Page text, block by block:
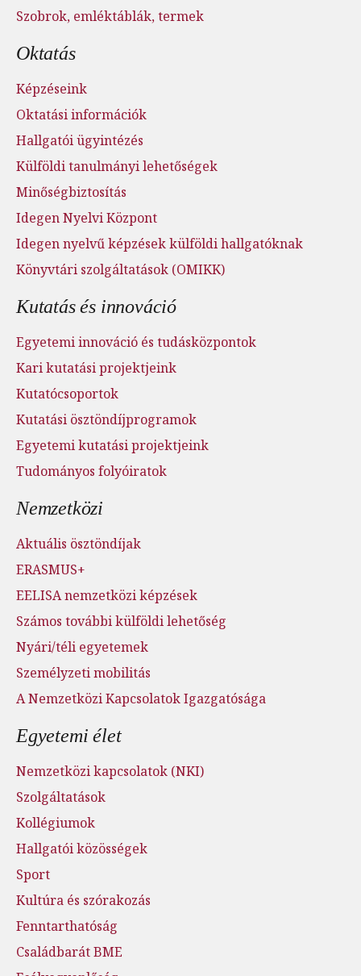
Szobrok, emléktáblák, termek
Oktatás
Képzéseink
Oktatási információk
Hallgatói ügyintézés
Külföldi tanulmányi lehetőségek
Minőségbiztosítás
Idegen Nyelvi Központ
Idegen nyelvű képzések külföldi hallgatóknak
Könyvtári szolgáltatások (OMIKK)
Kutatás és innováció
Egyetemi innováció és tudásközpontok
Kari kutatási projektjeink
Kutatócsoportok
Kutatási ösztöndíjprogramok
Egyetemi kutatási projektjeink
Tudományos folyóiratok
Nemzetközi
Aktuális ösztöndíjak
ERASMUS+
EELISA nemzetközi képzések
Számos további külföldi lehetőség
Nyári/téli egyetemek
Személyzeti mobilitás
A Nemzetközi Kapcsolatok Igazgatósága
Egyetemi élet
Nemzetközi kapcsolatok (NKI)
Szolgáltatások
Kollégiumok
Hallgatói közösségek
Sport
Kultúra és szórakozás
Fenntarthatóság
Családbarát BME